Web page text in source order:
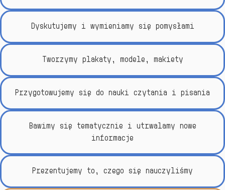
Dyskutujemy i wymieniamy się pomysłami
Tworzymy plakaty, modele, makiety
Przygotowujemy się do nauki czytania i pisania
Bawimy się tematycznie i utrwalamy nowe
informacje
Prezentujemy to, czego się nauczyliśmy